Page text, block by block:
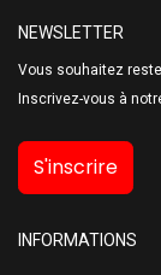
NEWSLETTER
Vous souhaitez
Inscrivez-vous à
S'inscrire
INFORMATIONS